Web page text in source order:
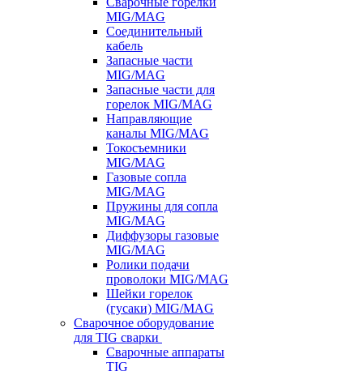
MIG/MAG
Соединительный
кабель
Запасные части
MIG/MAG
Запасные части для
горелок MIG/MAG
Направляющие
каналы MIG/MAG
Токосъемники
MIG/MAG
Газовые сопла
MIG/MAG
Пружины для сопла
MIG/MAG
Диффузоры газовые
MIG/MAG
Ролики подачи
проволоки MIG/MAG
Шейки горелок
(гусаки) MIG/MAG
Сварочное оборудование
для TIG сварки
Сварочные аппараты
TIG